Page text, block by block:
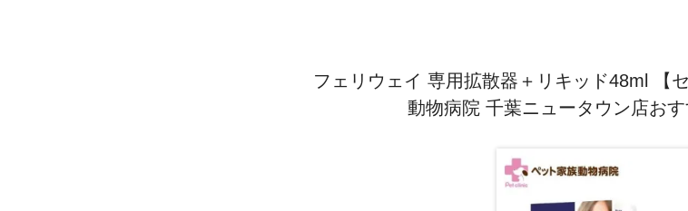
フェリウェイ 専用拡散器＋リキッド48ml 【
動物病院 千葉ニュータウン店お